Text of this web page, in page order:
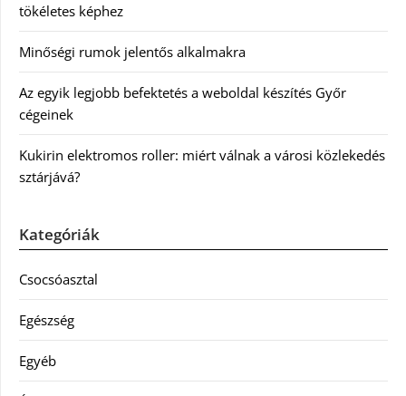
tökéletes képhez
Minőségi rumok jelentős alkalmakra
Az egyik legjobb befektetés a weboldal készítés Győr
cégeinek
Kukirin elektromos roller: miért válnak a városi közlekedés
sztárjává?
Kategóriák
Csocsóasztal
Egészség
Egyéb